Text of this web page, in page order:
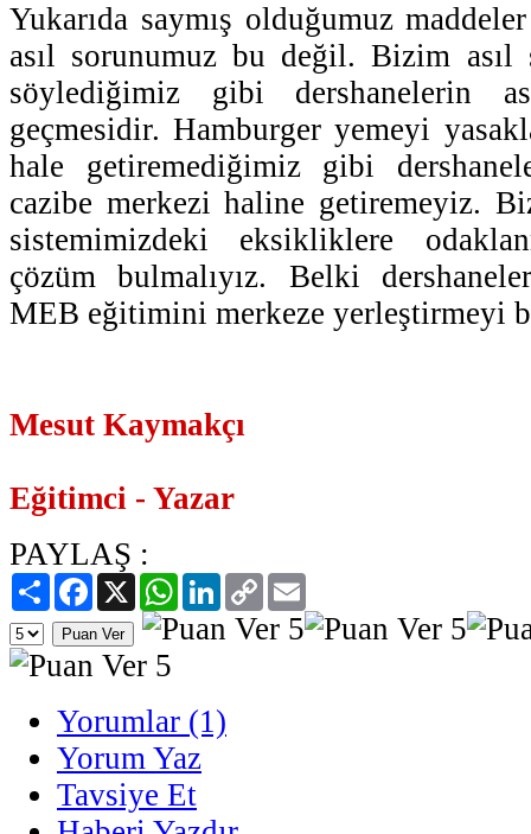
Yukarıda saymış olduğumuz
asıl sorunumuz bu değil. Bizim asıl
söylediğimiz gibi dershanelerin
geçmesidir. Hamburger yemeyi
hale getiremediğimiz gibi
cazibe merkezi haline getiremeyiz.
sistemimizdeki eksikliklere
çözüm bulmalıyız. Belki
MEB eğitimini merkeze yerleştirmeyi
Mesut Kaymakçı
Eğitimci - Yazar
PAYLAŞ :
PaylaşFacebook
X WhatsAppLinkedIn
Copy
Link
Yorumlar (1)
Yorum Yaz
Tavsiye Et